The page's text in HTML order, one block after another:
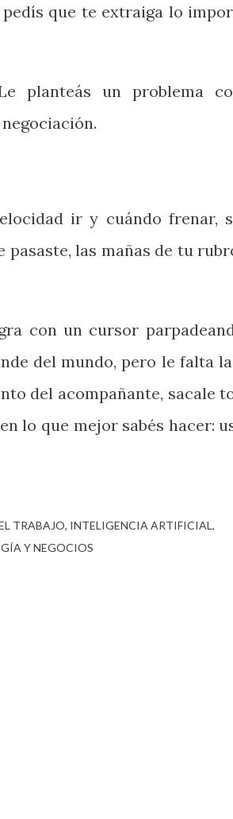
que te extraiga lo
planteás un problema
ir y cuándo frenar,
pasaste, las mañas de tu
con un cursor
del mundo, pero le falta
del acompañante, sacale
lo que mejor sabés hacer:
TRABAJO INTELIGENCIA ARTIFICIAL
Y NEGOCIOS